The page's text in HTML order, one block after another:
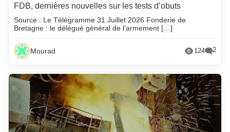
FDB, dernières nouvelles sur les tests d’obuts
Source : Le Télégramme 31 Juillet 2026 Fonderie de
Bretagne : le délégué général de l’armement […]
Mourad 124 2